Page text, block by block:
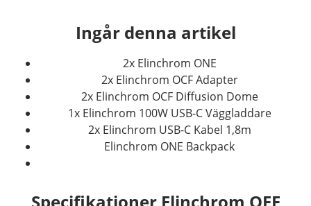
Ingår denna artikel
2x Elinchrom ONE
2x Elinchrom OCF Adapter
2x Elinchrom OCF Diffusion Dome
1x Elinchrom 100W USB-C Väggladdare
2x Elinchrom USB-C Kabel 1,8m
Elinchrom ONE Backpack
Specifikationer Elinchrom OFF